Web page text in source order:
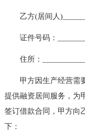
乙方(居间人
证件号码：
住所：
甲方因生产经营需要
提供融资居间服务，为
签订借款合同，甲方向
下：